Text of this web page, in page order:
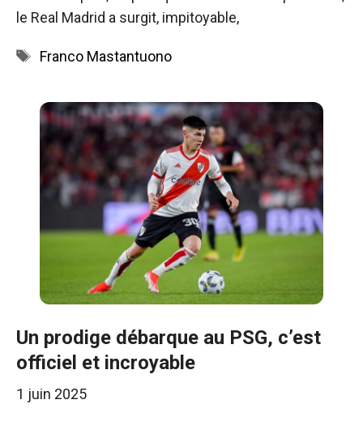
le Real Madrid a surgit, impitoyable,
Étiquettes
Franco Mastantuono
Un prodige débarque au PSG, c’est
officiel et incroyable
1 juin 2025